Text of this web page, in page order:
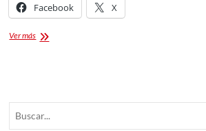
Facebook X
Ver másFESTIVAL